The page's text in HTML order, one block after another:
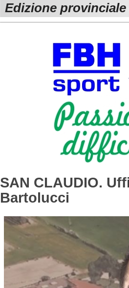
Edizione provinciale
SAN CLAUDIO.
Bartolucci